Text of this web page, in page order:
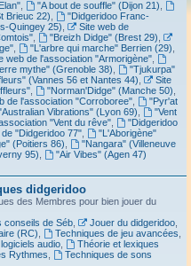
"A bout de souffle" (Dijon 21)
Brieuc 22)
"Didgeridoo Franc-
Quingey 25)
Site web de
"Breizh Didge" (Brest 29)
"L'arbre qui marche" Berrien (29)
web de l'association "Armorigène",
mythe" (Grenoble 38)
"Tjukurpa"
(Vannes 56 et Nantes 44)
Site
"Norman'Didge" (Manche 50)
de l'association "Corroboree",
"Pyr'at
Vibrations" (Lyon 69)
"Vent
"Vent du rêve",
"Didgeridoo
"Didgeridoo 77",
"L'Aborigène"
(Poitiers 86)
"Nangara" (Villeneuve
95)
"Air Vibes" (Agen 47)
didgeridoo
des Membres pour bien jouer du
conseils de Séb, Jouer du didgeridoo,
(RC)
Techniques de jeu avancées
audio,
Théorie et lexiques
Rythmes
Techniques de sons